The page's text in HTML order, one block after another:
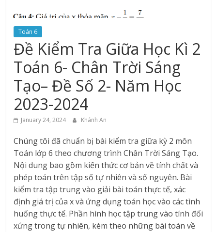
Toán 6
Đề Kiểm Tra Giữa Học Kì 2
Toán 6- Chân Trời Sáng
Tạo– Đề Số 2- Năm Học
2023-2024
January 24, 2024 Khánh An
Chúng tôi đã chuẩn bị bài kiểm tra giữa kỳ 2 môn
Toán lớp 6 theo chương trình Chân Trời Sáng Tạo.
Nội dung bao gồm kiến thức cơ bản về tính chất và
phép toán trên tập số tự nhiên và số nguyên. Bài
kiểm tra tập trung vào giải bài toán thực tế, xác
định giá trị của x và ứng dụng toán học vào các tình
huống thực tế. Phần hình học tập trung vào tính đối
xứng trong tự nhiên, kèm theo những bài toán về